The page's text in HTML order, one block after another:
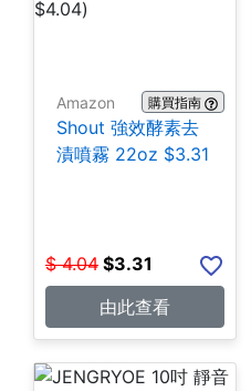
Amazon 購買指南
Shout 強效酵素去
漬噴霧 22oz $3.31
$ 4.04 $3.31
由此查看